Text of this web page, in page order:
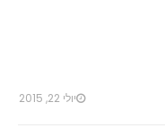
יולי 22, 2015